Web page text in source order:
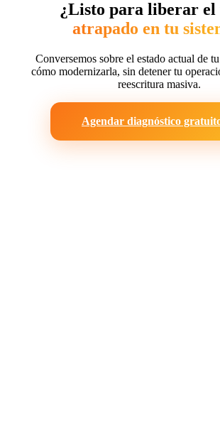
¿Listo para liberar
atrapado en tu
Conversemos sobre el estado actual de
cómo modernizarla, sin detener tu
reescritura masiva.
Agendar diagnóstico